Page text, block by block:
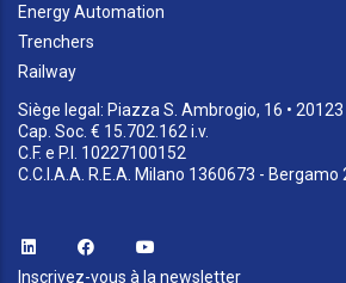
Energy Automation
Trenchers
Railway
Siège legal: Piazza S. Ambrogio, 16 •
Cap. Soc. € 15.702.162 i.v.
C.F. e P.I. 10227100152
C.C.I.A.A. R.E.A. Milano 1360673 - Bergamo
Inscrivez-vous à la newsletter